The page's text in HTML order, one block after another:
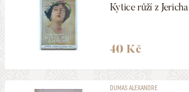
Kytice růží z Jericha
40 Kč
DUMAS ALEXANDRE